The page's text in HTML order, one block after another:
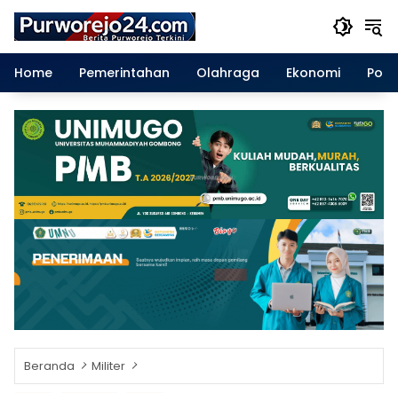
Langsung
konten
Home
Pemerintahan Olahraga Ekonomi
Beranda Militer